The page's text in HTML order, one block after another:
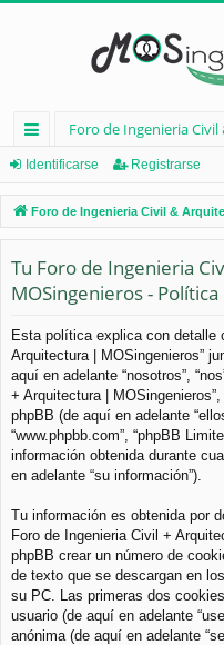
nl
ac
es
rá
pi
d
os
Foro de Ingenieria
Identificarse Registrarse
Foro de Ingenieria Civil &
Tu Foro de Ingenieria
MOSingenieros -
Esta política explica con detalle
Arquitectura | MOSingenieros”
aquí en adelante “nosotros”,
+ Arquitectura |
phpBB (de aquí en adelante
“www.phpbb.com”, “phpBB
información obtenida durante
en adelante “su información”).
Tu información es obtenida por
Foro de Ingenieria Civil +
phpBB crear un número de
de texto que se descargan en
su PC. Las primeras dos
usuario (de aquí en adelante
anónima (de aquí en adelante